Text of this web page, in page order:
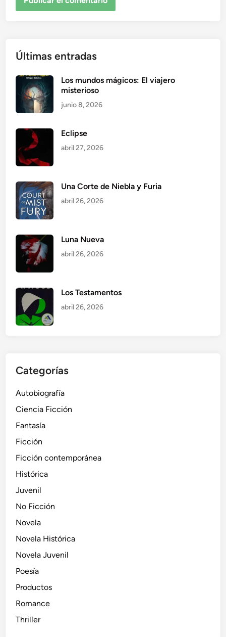
Últimas entradas
Los mundos mágicos: El viajero
misterioso
junio 8, 2026
Eclipse
abril 27, 2026
Una Corte de Niebla y Furia
abril 26, 2026
Luna Nueva
abril 26, 2026
Los Testamentos
abril 26, 2026
Categorías
Autobiografía
Ciencia Ficción
Fantasía
Ficción
Ficción contemporánea
Histórica
Juvenil
No Ficción
Novela
Novela Histórica
Novela Juvenil
Poesía
Productos
Romance
Thriller